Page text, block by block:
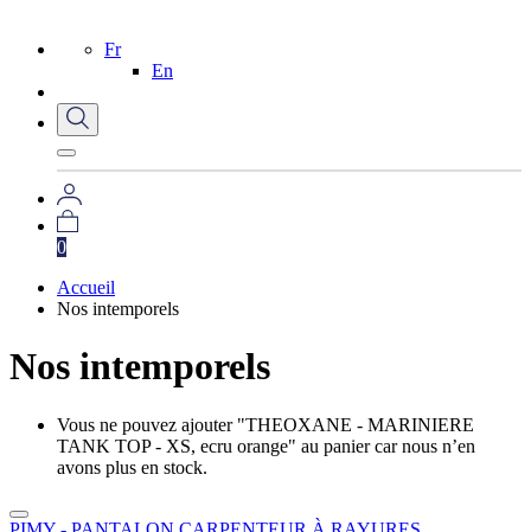
Fr
En
0
Accueil
Nos intemporels
Nos intemporels
Vous ne pouvez ajouter "THEOXANE - MARINIERE
TANK TOP - XS, ecru orange" au panier car nous n’en
avons plus en stock.